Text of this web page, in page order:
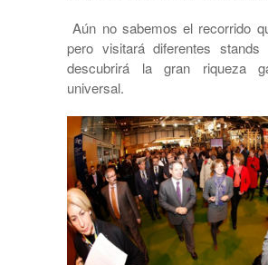
Aún no sabemos el recorrido
pero visitará diferentes
descubrirá la gran riqueza
universal.